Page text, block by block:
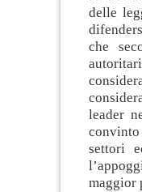
delle
che
leader
settori
maggior